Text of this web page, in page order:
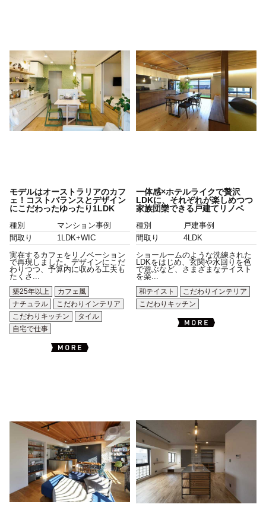
モデルはオーストラリアのカフ
ェ！コストバランスとデザイン
にこだわったゆったり1LDK
種別
マンション事例
間取り
1LDK+WIC
実在するカフェをリノベーション
で再現しました。デザインにこだ
わりつつ、予算内に収める工夫も
たくさ...
築25年以上
カフェ風
ナチュラル
こだわりインテリア
こだわりキッチン
タイル
自宅で仕事
一体感×ホテルライクで贅沢
LDKに、それぞれが楽しめつつ
家族団欒できる戸建てリノベ
種別
戸建事例
間取り
4LDK
ショールームのような洗練された
LDKをはじめ、玄関や水回りを色
で遊ぶなど、さまざまなテイスト
を楽...
和テイスト
こだわりインテリア
こだわりキッチン